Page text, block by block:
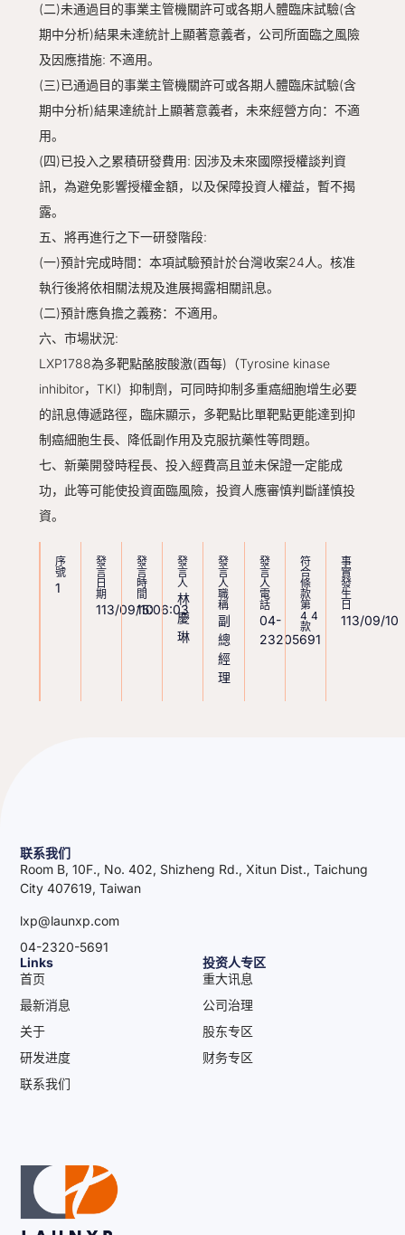
序
號
1
發
言
日
期
113/09/10
發
言
時
間
15:06:03
發
言
人
林
慶
琳
發
言
人
職
稱
副
總
經
理
發
言
人
電
話
04-
23205691
符
合
條
款
第
44
款
事
實
發
生
日
113/09/10
(二)未通過目的事業主管機關許可或各期人體臨床試驗(含
期中分析)結果未達統計上顯著意義者，公司所面臨之風險
及因應措施: 不適用。
(三)已通過目的事業主管機關許可或各期人體臨床試驗(含
期中分析)結果達統計上顯著意義者，未來經營方向：不適
用。
(四)已投入之累積研發費用: 因涉及未來國際授權談判資
訊，為避免影響授權金額，以及保障投資人權益，暫不揭
露。
五、將再進行之下一研發階段:
(一)預計完成時間：本項試驗預計於台灣收案24人。核准
執行後將依相關法規及進展揭露相關訊息。
(二)預計應負擔之義務：不適用。
六、市場狀況:
LXP1788為多靶點酪胺酸激(酉每)（Tyrosine kinase
inhibitor，TKI）抑制劑，可同時抑制多重癌細胞增生必要
的訊息傳遞路徑，臨床顯示，多靶點比單靶點更能達到抑
制癌細胞生長、降低副作用及克服抗藥性等問題。
七、新藥開發時程長、投入經費高且並未保證一定能成
功，此等可能使投資面臨風險，投資人應審慎判斷謹慎投
資。
Links
首页
最新消息
关于
研发进度
联系我们
投资人专区
重大讯息
公司治理
股东专区
财务专区
联系我们
Room B, 10F., No. 402, Shizheng Rd., Xitun Dist., Taichung
City 407619, Taiwan
lxp@launxp.com
04-2320-5691